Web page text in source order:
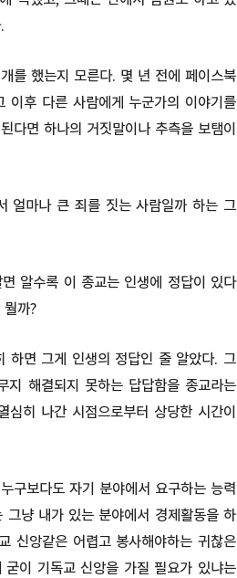
를 했는지 모른다. 몇 년 전에 페이스북
이후 다른 사람에게 누군가의 이야기를
다면 하나의 거짓말이나 추측을 보탬이
얼마나 큰 죄를 짓는 사람일까 하는 그
알수록 이 종교는 인생에 정답이 있다
까?
하면 그게 인생의 정답인 줄 알았다. 그
지 해결되지 못하는 답답함을 종교라는
히 나간 시점으로부터 상당한 시간이
구보다도 자기 분야에서 요구하는 능력
냥 내가 있는 분야에서 경제활동을 하
신앙같은 어렵고 봉사해야하는 귀찮은
이 기독교 신앙을 가질 필요가 있냐는